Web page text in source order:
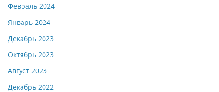
Февраль 2024
Январь 2024
Декабрь 2023
Октябрь 2023
Август 2023
Декабрь 2022